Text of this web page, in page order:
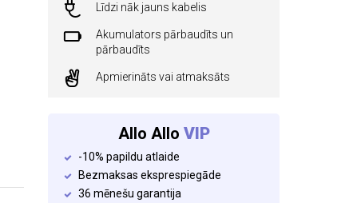
Līdzi nāk jauns kabelis
Akumulators pārbaudīts un
pārbaudīts
Apmierināts vai atmaksāts
Allo Allo VIP
-10% papildu atlaide
Bezmaksas eksprespiegāde
36 mēnešu garantija